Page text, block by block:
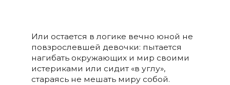
Или остается в логике вечно юной не
повзрослевшей девочки: пытается
нагибать окружающих и мир своими
истериками или сидит «в углу»,
стараясь не мешать миру собой.